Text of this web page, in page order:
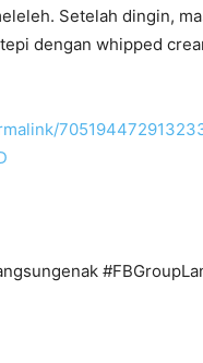
Setelah dingin,
dengan whipped